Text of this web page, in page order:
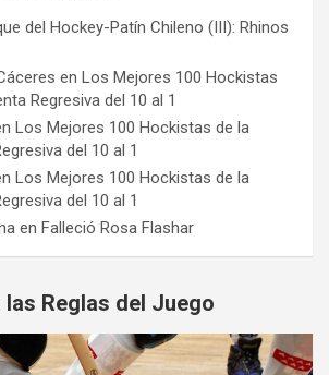
del Hockey-Patín Chileno (III): Rhinos
en Los Mejores 100 Hockistas
Regresiva del 10 al 1
Los Mejores 100 Hockistas de la
del 10 al 1
Los Mejores 100 Hockistas de la
del 10 al 1
en Falleció Rosa Flashar
Reglas del Juego